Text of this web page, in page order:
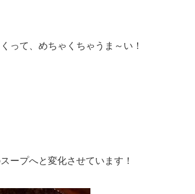
って、めちゃくちゃうま～い！
ープへと変化させています！